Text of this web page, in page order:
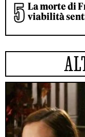
La morte di
viabilità